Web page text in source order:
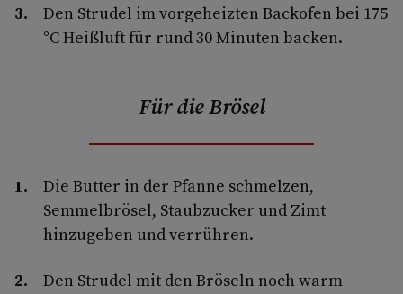
Den Strudel im vorgeheizten Backofen bei 175
°C Heißluft für rund 30 Minuten backen.
Für die Brösel
Die Butter in der Pfanne schmelzen,
Semmelbrösel, Staubzucker und Zimt
hinzugeben und verrühren.
Den Strudel mit den Bröseln noch warm